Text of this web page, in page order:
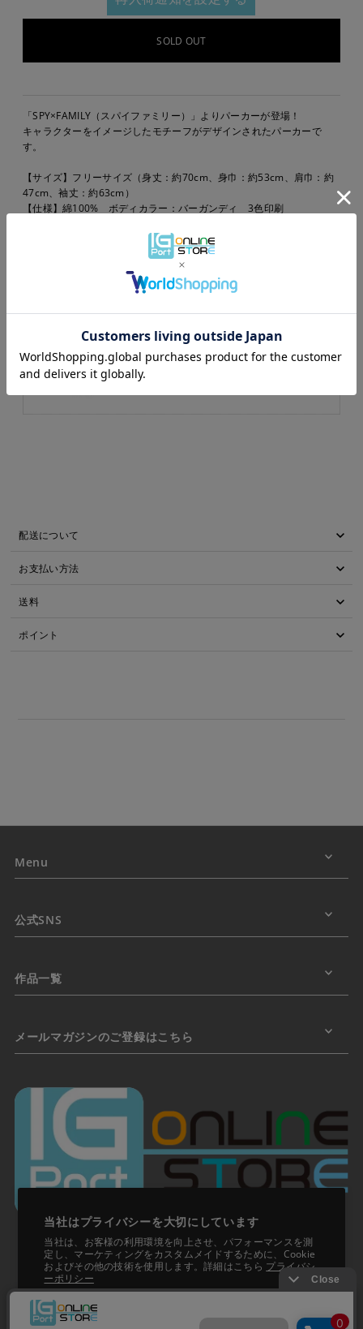
当社はプライバシーを大切にしています
当社は、お客様の利用環境を向上させ、パフォーマンスを測
定し、マーケティングをカスタムメイドするために、Cookie
およびその他の技術を使用します。詳細はこちら プライバシ
ーポリシー
「SPY×FAMILY（スパイファミリー）」よりパーカーが登場！
キャラクターをイメージしたモチーフがデザインされたパーカーで
す。
【サイズ】フリーサイズ（身丈：約70cm、身巾：約53cm、肩巾：約
47cm、袖丈：約63cm）
【仕様】綿100% ボディカラー：バーガンディ 3色印刷
※画像はイメージです。実際の商品とは異なります。
※22年12月頃のお届けを予定しております。
配送について
お支払い方法
送料
ポイント
Menu
公式SNS
作品一覧
メールマガジンのご登録はこちら